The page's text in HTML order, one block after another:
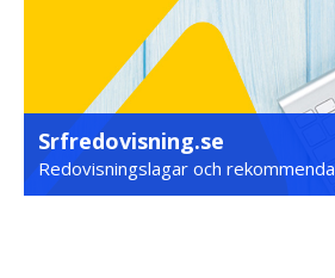
Srfredovisning.se
Redovisningslagar och